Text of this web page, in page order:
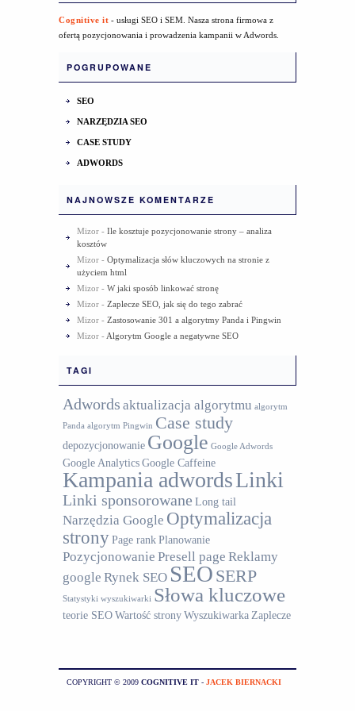
Cognitive it - usługi SEO i SEM. Nasza strona firmowa z
ofertą pozycjonowania i prowadzenia kampanii w Adwords.
POGRUPOWANE
SEO
NARZĘDZIA SEO
CASE STUDY
ADWORDS
NAJNOWSZE KOMENTARZE
Mizor - Ile kosztuje pozycjonowanie strony – analiza
kosztów
Mizor - Optymalizacja słów kluczowych na stronie z
użyciem html
Mizor - W jaki sposób linkować stronę
Mizor - Zaplecze SEO, jak się do tego zabrać
Mizor - Zastosowanie 301 a algorytmy Panda i Pingwin
Mizor - Algorytm Google a negatywne SEO
TAGI
Adwords aktualizacja algorytmu algorytm
Panda algorytm Pingwin Case study
depozycjonowanie Google Google Adwords
Google AnalyticsGoogle Caffeine
Kampania adwordsLinki
Linki sponsorowane Long tail
Narzędzia Google Optymalizacja
stronyPage rankPlanowanie
Pozycjonowanie Presell page Reklamy
google Rynek SEO SEO SERP
Statystyki wyszukiwarki Słowa kluczowe
teorie SEOWartość stronyWyszukiwarka Zaplecze
COPYRIGHT © 2009 COGNITIVE IT - JACEK BIERNACKI